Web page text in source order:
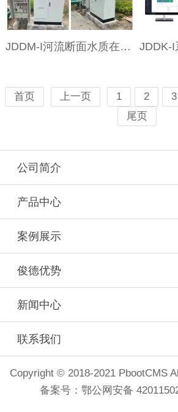
JDDM-I河流断面水质在线监测系统
首页 上一页 1 2 3
尾页
公司简介
产品中心
案例展示
俊德优势
新闻中心
联系我们
Copyright © 2018-2021 PbootCMS
备案号： 鄂公网安备